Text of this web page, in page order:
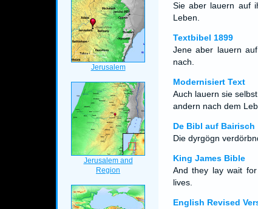
Sie aber lauern auf
Leben.
Textbibel 1899
Jene aber lauern
nach.
Modernisiert Text
Auch lauern sie
andern nach dem
De Bibl auf Bairisch
Die dyrgögn
King James Bible
And they lay wait
lives.
English Revised